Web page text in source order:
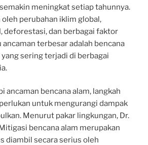
meningkat setiap tahunnya.
oleh perubahan iklim global,
deforestasi, dan berbagai faktor
ancaman terbesar adalah bencana
sering terjadi di berbagai
ancaman bencana alam, langkah
untuk mengurangi dampak
Menurut pakar lingkungan, Dr.
bencana alam merupakan
diambil secara serius oleh